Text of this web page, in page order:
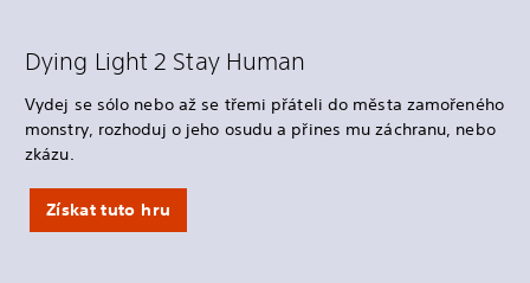
Dying Light 2 Stay Human
Vydej se sólo nebo až se třemi přáteli do města zamořeného
monstry, rozhoduj o jeho osudu a přines mu záchranu, nebo
zkázu.
Získat tuto hru